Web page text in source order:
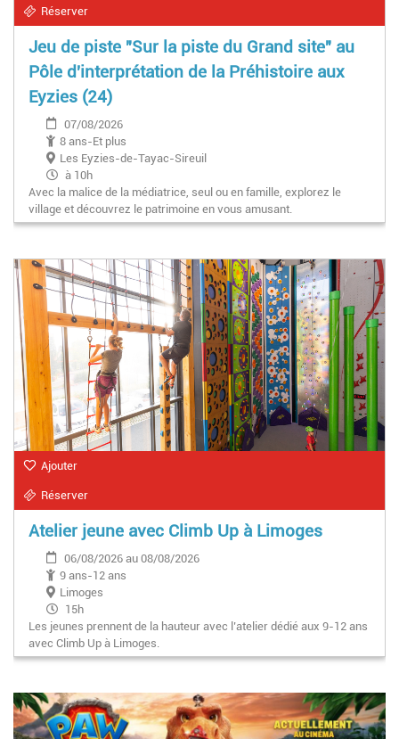
Réserver
Jeu de piste "Sur la piste du Grand site" au
Pôle d'interprétation de la Préhistoire aux
Eyzies (24)
07/08/2026
8 ans-Et plus
Les Eyzies-de-Tayac-Sireuil
à 10h
Avec la malice de la médiatrice, seul ou en famille, explorez le
village et découvrez le patrimoine en vous amusant.
Ajouter
Réserver
Atelier jeune avec Climb Up à Limoges
06/08/2026 au 08/08/2026
9 ans-12 ans
Limoges
15h
16h
14h45
14h
Les jeunes prennent de la hauteur avec l’atelier dédié aux 9-12 ans
avec Climb Up à Limoges.